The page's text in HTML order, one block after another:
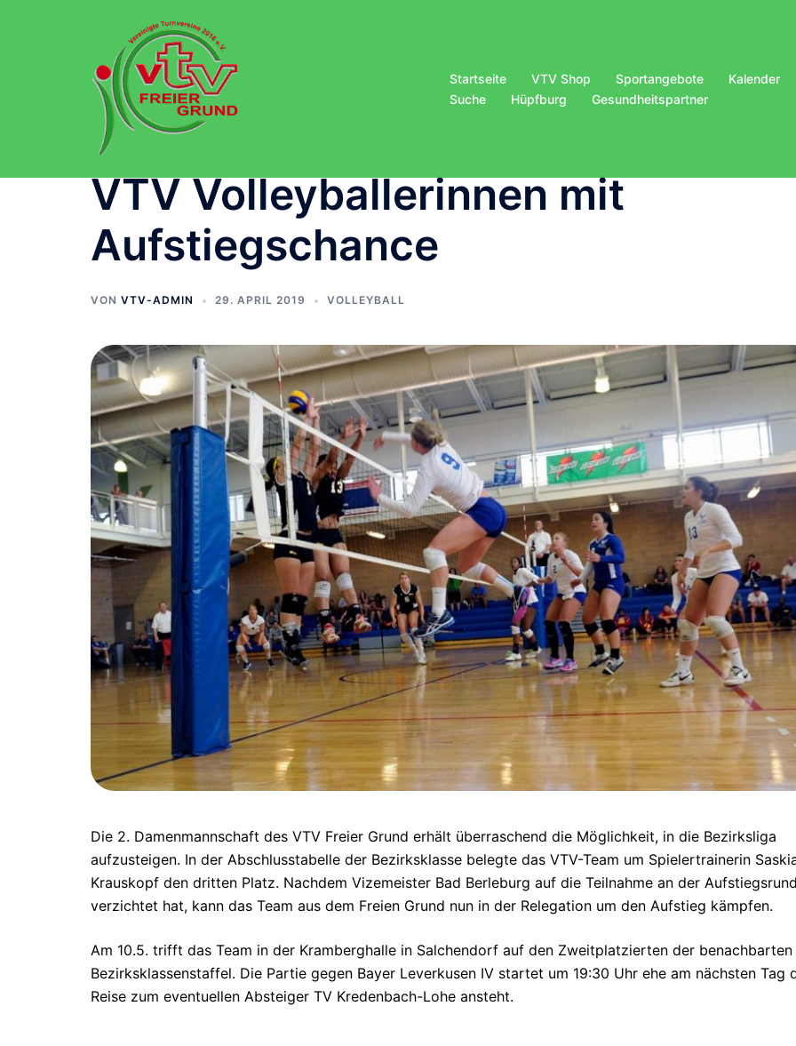
Startseite VTV Shop Sportangebote Kalender
Suche
Hüpfburg Gesundheitspartner
VTV Volleyballerinnen mit
Aufstiegschance
VON VTV-ADMIN 29. APRIL 2019 VOLLEYBALL
Die 2. Damenmannschaft des VTV Freier Grund erhält überraschend die Möglichkeit, in die Bezirksliga
aufzusteigen. In der Abschlusstabelle der Bezirksklasse belegte das VTV-Team um Spielertrainerin
Krauskopf den dritten Platz. Nachdem Vizemeister Bad Berleburg auf die Teilnahme an der
verzichtet hat, kann das Team aus dem Freien Grund nun in der Relegation um den Aufstieg kämpfen.
Am 10.5. trifft das Team in der Kramberghalle in Salchendorf auf den Zweitplatzierten der benachbarten
Bezirksklassenstaffel. Die Partie gegen Bayer Leverkusen IV startet um 19:30 Uhr ehe am nächsten Tag
Reise zum eventuellen Absteiger TV Kredenbach-Lohe ansteht.